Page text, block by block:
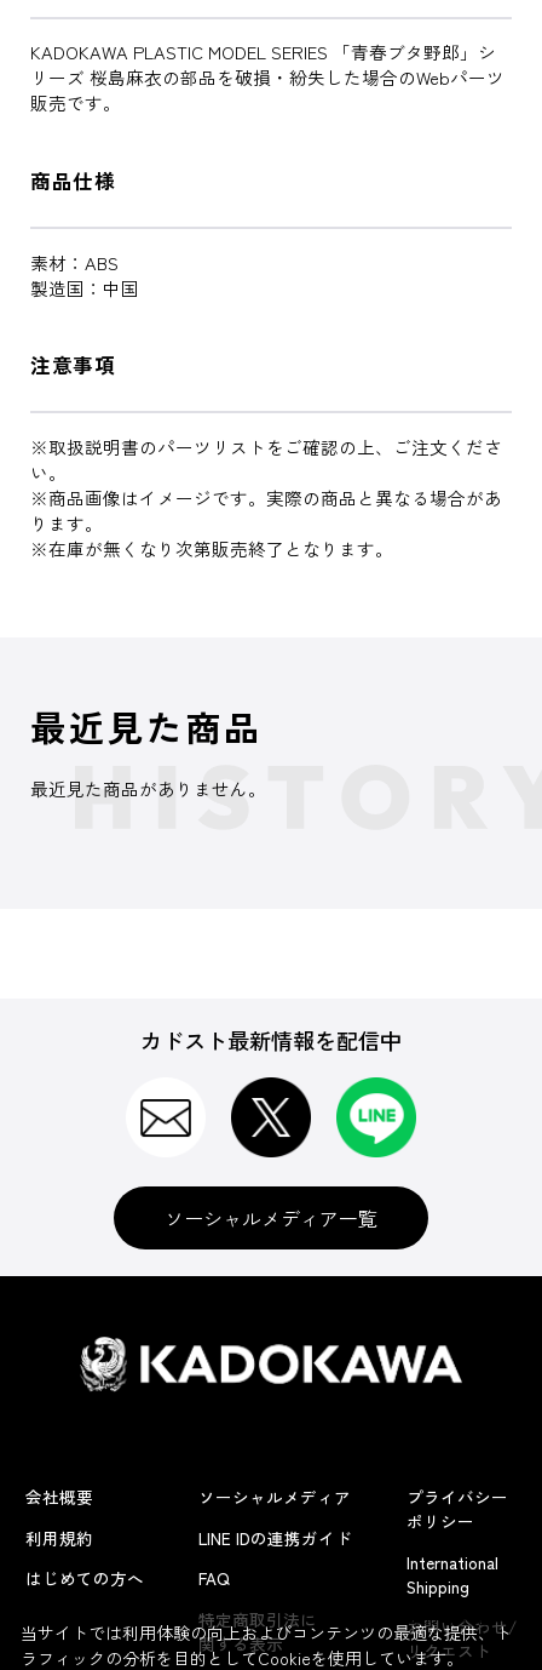
KADOKAWA PLASTIC MODEL SERIES 「青春ブタ野郎」シ
リーズ 桜島麻衣の部品を破損・紛失した場合のWebパーツ
販売です。
商品仕様
素材：ABS
製造国：中国
注意事項
※取扱説明書のパーツリストをご確認の上、ご注文くださ
い。
※商品画像はイメージです。実際の商品と異なる場合があ
ります。
※在庫が無くなり次第販売終了となります。
よくあるお問い合わせ
最近見た商品
最近見た商品がありません。
カドスト最新情報を配信中
ソーシャルメディア一覧
会社概要
利用規約
はじめての方へ
ソーシャルメディア
LINE IDの連携ガイド
FAQ
特定商取引法に
関する表示
プライバシー
ポリシー
International
Shipping
お問い合わせ/
リクエスト
当サイトでは利用体験の向上およびコンテンツの最適な提供、ト
ラフィックの分析を目的としてCookieを使用しています。